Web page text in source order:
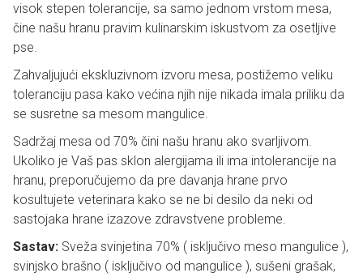
visok stepen tolerancije, sa samo jednom vrstom mesa,
čine našu hranu pravim kulinarskim iskustvom za osetljive
pse.
Zahvaljujući ekskluzivnom izvoru mesa, postižemo veliku
toleranciju pasa kako većina njih nije nikada imala priliku da
se susretne sa mesom mangulice.
Sadržaj mesa od 70% čini našu hranu ako svarljivom.
Ukoliko je Vaš pas sklon alergijama ili ima intolerancije na
hranu, preporučujemo da pre davanja hrane prvo
kosultujete veterinara kako se ne bi desilo da neki od
sastojaka hrane izazove zdravstvene probleme.
Sastav: Sveža svinjetina 70% ( isključivo meso mangulice ),
svinjsko brašno ( isključivo od mangulice ), sušeni grašak,